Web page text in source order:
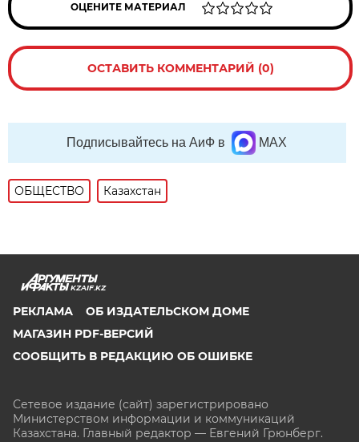
ОЦЕНИТЕ МАТЕРИАЛ
ОСТАВИТЬ КОММЕНТАРИЙ (0)
Подписывайтесь на АиФ в MAX
ОБЩЕСТВО Казахстан
KZAIF.KZ
РЕКЛАМА
ОБ ИЗДАТЕЛЬСКОМ ДОМЕ
МАГАЗИН PDF-ВЕРСИЙ
СООБЩИТЬ В РЕДАКЦИЮ ОБ ОШИБКЕ
Сетевое издание (сайт) зарегистрировано
Министерством информации и коммуникаций
Казахстана. Главный редактор — Евгений Грюнберг.